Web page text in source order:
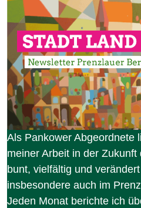
Als Pankower Abgeordnete
meiner Arbeit in der
bunt, vielfältig und
insbesondere auch im
Jeden Monat berichte ich